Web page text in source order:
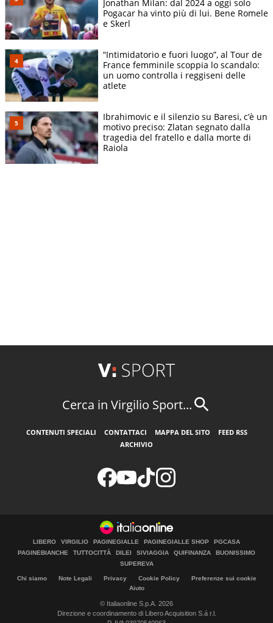
Jonathan Milan: dal 2024 a oggi solo
Pogacar ha vinto più di lui. Bene Romele
e Skerl
“Intimidatorio e fuori luogo”, al Tour de
France femminile scoppia lo scandalo:
un uomo controlla i reggiseni delle
atlete
Ibrahimovic e il silenzio su Baresi, c’è un
motivo preciso: Zlatan segnato dalla
tragedia del fratello e dalla morte di
Raiola
Cerca in Virgilio Sport...
CONTENUTI SPECIALI CONTATTACI MAPPA DEL SITO
FEED RSS
ARCHIVIO
LIBERO VIRGILIO PAGINEGIALLE PAGINEGIALLE SHOP
PGCASA
PAGINEBIANCHE
TUTTOCITTÀ DILEI SIVIAGGIA QUIFINANZA
BUONISSIMO
SUPEREVA
Chi siamo Note Legali Privacy Cookie Policy
Preferenze sui cookie
Aiuto
© Italiaonline S.p.A. 2026
Direzione e coordinamento di Libero Acquisition S.á r.l.